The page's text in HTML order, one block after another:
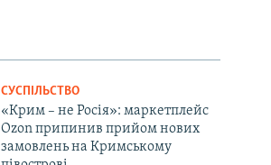
СУСПІЛЬСТВО
«Крим – не Росія»: маркетплейс
Ozon припинив прийом нових
замовлень на Кримському